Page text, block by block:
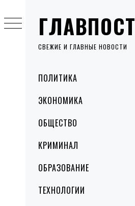
ГЛАВПОСТ
СВЕЖИЕ И ГЛАВНЫЕ НОВОСТИ
MenuПОЛИТИКА
ЭКОНОМИКА
ОБЩЕСТВО
КРИМИНАЛ
ОБРАЗОВАНИЕ
ТЕХНОЛОГИИ
to
content